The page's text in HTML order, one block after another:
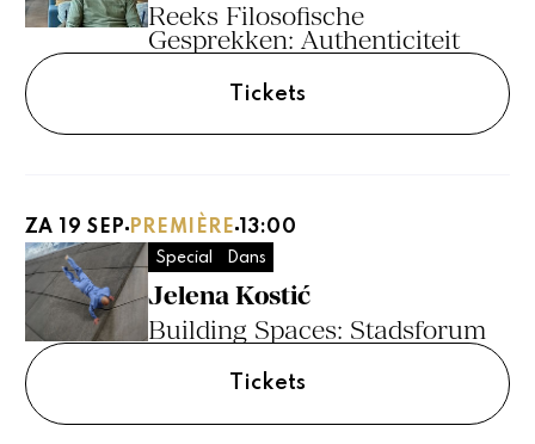
Reeks Filosofische
Gesprekken: Authenticiteit
Tickets
Jelena Kostić
Building Spaces: Stadsforum
Special Dans
Tickets
ZA 19 SEP PREMIÈRE 13:00